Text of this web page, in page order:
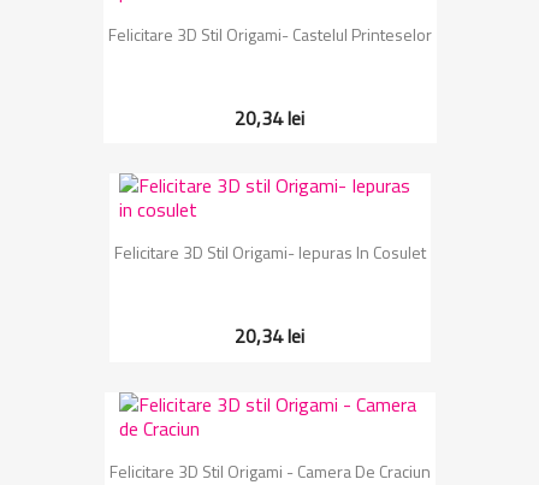
Felicitare 3D Stil Origami- Castelul Printeselor
20,34 lei
Felicitare 3D Stil Origami- Iepuras In Cosulet
20,34 lei
Felicitare 3D Stil Origami - Camera De Craciun